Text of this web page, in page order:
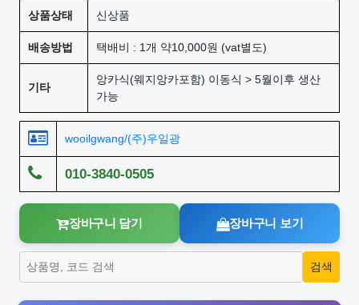
상품상태 신상품
배송방법 택배비 : 1개 약10,000원 (vat별도)
기타
앙카식(웨지앙카포함) 이동식 > 5월이후 생산
가능
wooilgwang/(주)우일광
010-3840-0505
장바구니 담기 장바구니 보기